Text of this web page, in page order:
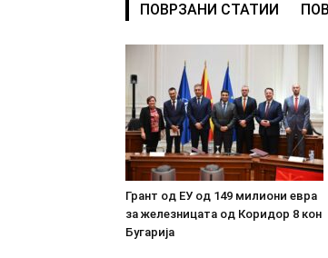
ПОВРЗАНИ СТАТИИ
Грант од ЕУ од 149 милиони евра
за железницата од Коридор 8 кон
Бугарија